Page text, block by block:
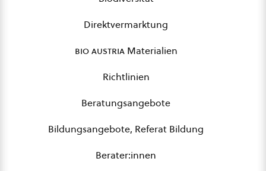
Direktvermarktung
bio austriaMaterialien
Richtlinien
Beratungsangebote
Bildungsangebote, Referat Bildung
Berater:innen